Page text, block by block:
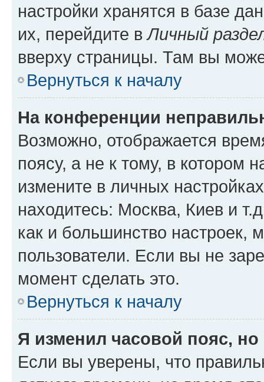
настройки хранятся в базе
их, перейдите вЛичный
вверху страницы. Там вы
Вернуться к началу
На конференции
Возможно, отображается
поясу, а не к тому, в котором
измените в личных
находитесь: Москва, Киев и
как и большинство настроек,
пользователи. Если вы не
момент сделать это.
Вернуться к началу
Я изменил часовой пояс,
Если вы уверены, что